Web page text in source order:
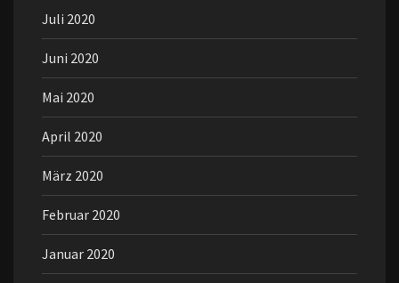
Juli 2020
Juni 2020
Mai 2020
April 2020
März 2020
Februar 2020
Januar 2020